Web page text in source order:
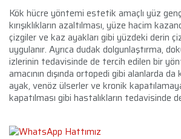
Kök hücre yöntemi estetik amaçlı yüz
kırışıklıkların azaltılması, yüze hacim
çizgiler ve kaz ayakları gibi yüzdeki derin
uygulanır. Ayrıca dudak dolgunlaştırma,
izlerinin tedavisinde de tercih edilen bir
amacının dışında ortopedi gibi alanlarda da
ayak, venöz ülserler ve kronik
kapatılması gibi hastalıkların tedavisinde